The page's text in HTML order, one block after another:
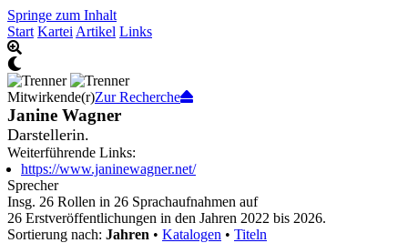
Springe zum Inhalt
Start Kartei Artikel Links
Mitwirkende(r)Zur Recherche
Janine Wagner
Darstellerin.
Weiterführende Links:
https://www.janinewagner.net/
Sprecher
Insg. 26 Rollen in 26 Sprachaufnahmen auf
26 Erstveröffentlichungen in den Jahren 2022 bis 2026.
Sortierung nach: Jahren • Katalogen • Titeln